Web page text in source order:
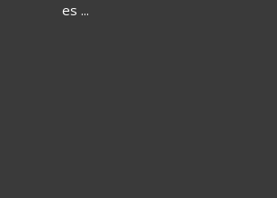
es